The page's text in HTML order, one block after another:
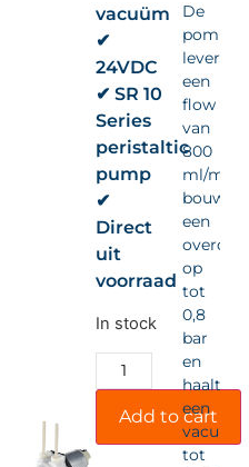
vacuüm
✔
24VDC
✔ SR 10
Series
peristaltic
pump
✔
Direct
uit
voorraad
In stock
Add to cart
De
pomp
levert
een
flow
van
800
ml/min,
bouwt
een
overdruk
op
tot
0,8
bar
en
haalt
een
vacuüm
tot